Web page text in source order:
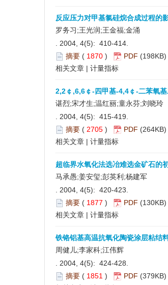
反应压力对甲基氯硅烷合成过程的
罗务习;王光润;王金福;金涌
. 2004, 4(5): 410-414.
摘要 ( 1870 ) PDF (198KB)
相关文章 | 计量指标
2,2￠,6,6￠-四甲基-4,4￠-二苯氧
谌烈;宋才生;温红丽;童永芬;刘晓玲
. 2004, 4(5): 415-419.
摘要 ( 2705 ) PDF (264KB)
相关文章 | 计量指标
超临界水氧化法选冶难选金矿石的
马承愚;姜安玺;彭英利;杨建军
. 2004, 4(5): 420-423.
摘要 ( 1877 ) PDF (130KB)
相关文章 | 计量指标
铁铬铝基高温抗氧化陶瓷涂层粘结
周健儿;李家科;江伟辉
. 2004, 4(5): 424-428.
摘要 ( 1851 ) PDF (379KB)